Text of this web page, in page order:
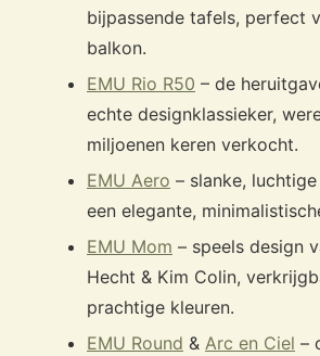
bijpassende tafels, perfect
balkon.
EMU Rio R50 – de
echte designklassieker,
miljoenen keren verkocht.
EMU Aero – slanke,
een elegante,
EMU Mom – speels design
Hecht & Kim Colin,
prachtige kleuren.
EMU Round & Arc en Ciel –